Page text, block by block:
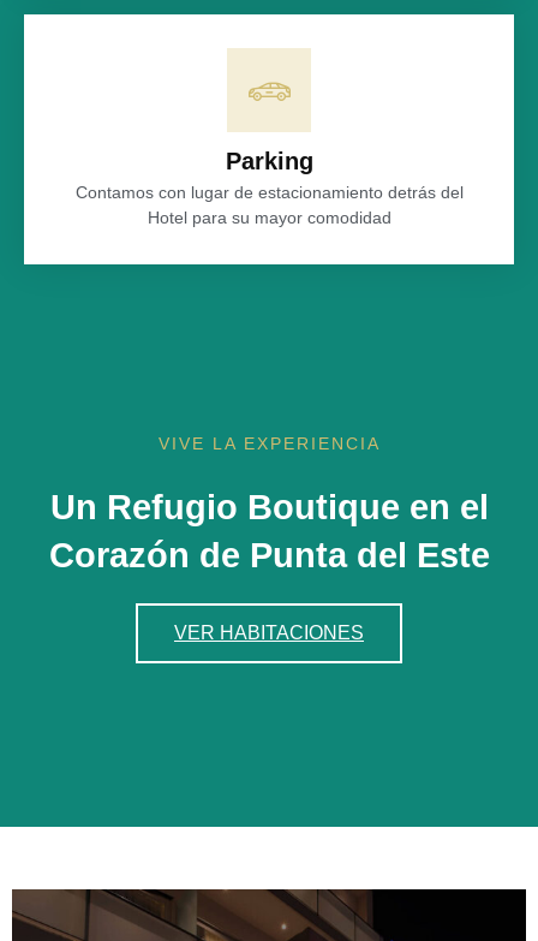
Parking
Contamos con lugar de estacionamiento detrás del
Hotel para su mayor comodidad
VIVE LA EXPERIENCIA
Un Refugio Boutique en el
Corazón de Punta del Este
VER HABITACIONES